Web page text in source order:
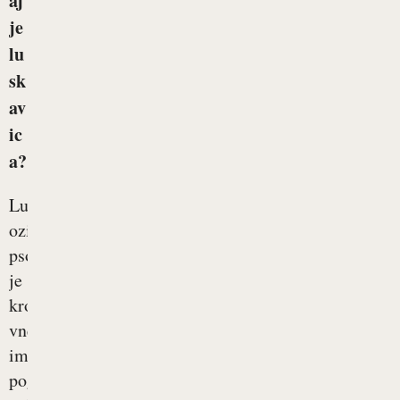
je
lu
sk
av
ic
a?
Luskavica
oziroma
psoriaza
je
kronična
vnetna
imunsko
pogojena